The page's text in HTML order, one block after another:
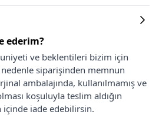
ederim?
ve beklentileri bizim için
siparişinden memnun
ambalajında, kullanılmamış ve
koşuluyla teslim aldığın
iade edebilirsin.